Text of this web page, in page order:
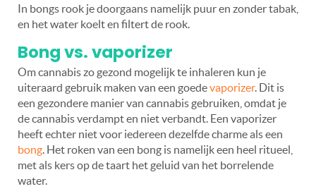
In bongs rook je doorgaans namelijk puur en zonder tabak,
en het water koelt en filtert de rook.
Bong vs. vaporizer
Om cannabis zo gezond mogelijk te inhaleren kun je
uiteraard gebruik maken van een goedevaporizer. Dit is
een gezondere manier van cannabis gebruiken, omdat je
de cannabis verdampt en niet verbandt. Een vaporizer
heeft echter niet voor iedereen dezelfde charme als een
bong. Het roken van een bong is namelijk een heel ritueel,
met als kers op de taart het geluid van het borrelende
water.